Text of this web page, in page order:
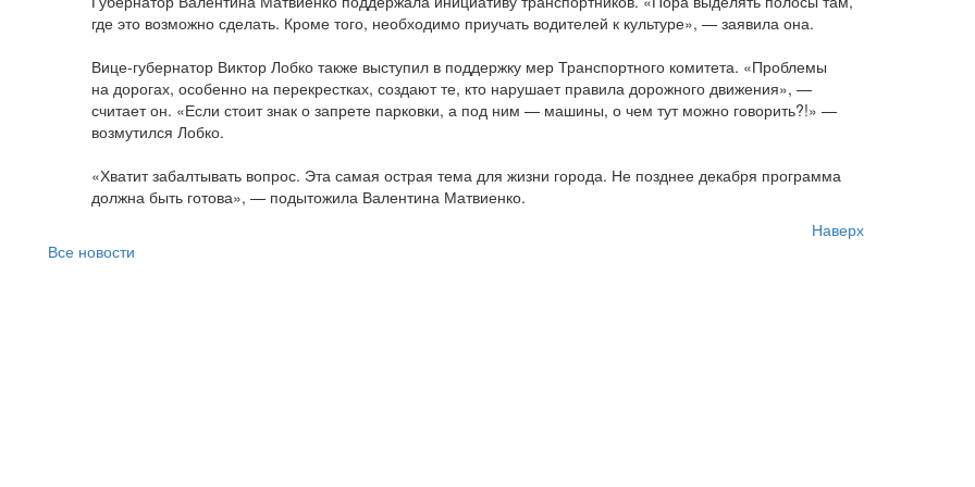
где это возможно сделать. Кроме того, необходимо приучать водителей к культуре», — заявила она.
Вице-губернатор Виктор Лобко также выступил в поддержку мер Транспортного комитета. «Проблемы
на дорогах, особенно на перекрестках, создают те, кто нарушает правила дорожного движения», —
считает он. «Если стоит знак о запрете парковки, а под ним — машины, о чем тут можно говорить?!» —
возмутился Лобко.
«Хватит забалтывать вопрос. Эта самая острая тема для жизни города. Не позднее декабря программа
должна быть готова», — подытожила Валентина Матвиенко.
Наверх
Все новости